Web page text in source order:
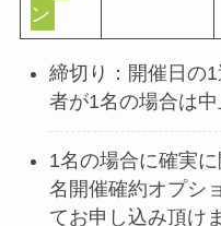
ン
締切り：開催⽇の
者が1名の場合は中
1名の場合に確実
名開催確約オプシ
てお申し込み頂け